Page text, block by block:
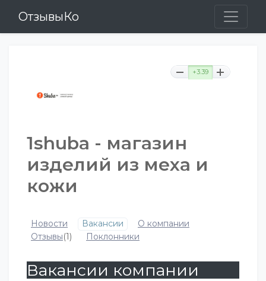
ОтзывыКо
+3.39
1shuba - магазин
изделий из меха и
кожи
Новости Вакансии
О компании
Отзывы(1) Поклонники
Вакансии компании